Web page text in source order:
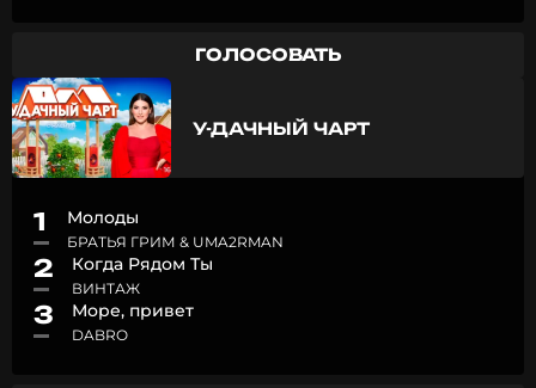
ГОЛОСОВАТЬ
У-ДАЧНЫЙ ЧАРТ
1 Молоды
БРАТЬЯ ГРИМ & UMA2RMAN
2 Когда Рядом Ты
ВИНТАЖ
3 Море, привет
DABRO